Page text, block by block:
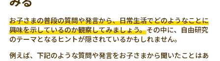
お子さまの普段の質問や発言から、日常生活でどのようなことに
興味を示しているのか観察してみましょう。その中に、自由研究
のテーマとなるヒントが隠されているかもしれません。
例えば、下記のような質問や発言をお子さまから聞いたことはあ